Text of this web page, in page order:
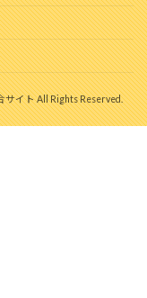
イト All Rights Reserved.